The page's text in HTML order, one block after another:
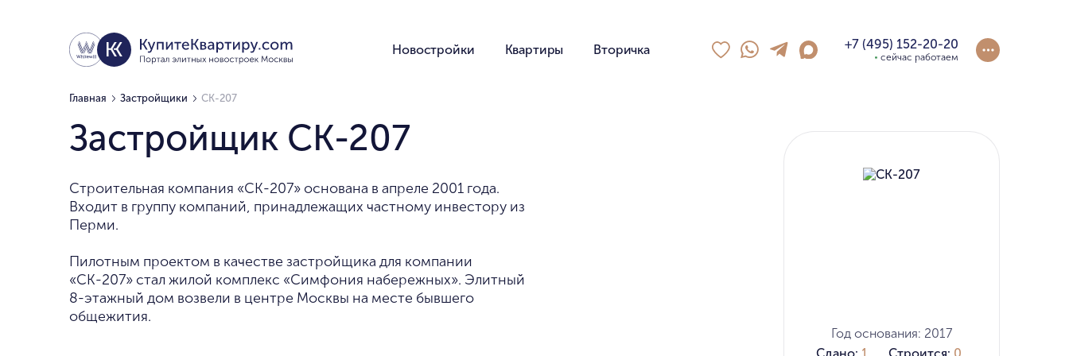
Новостройки Квартиры Вторичка +7 (495) 152-20-20
сейчас работаем
Главная Застройщики СК-207
Застройщик СК-207
Строительная компания «СК-207» основана в апреле 2001 года.
Входит в группу компаний, принадлежащих частному инвестору из
Перми.
Пилотным проектом в качестве застройщика для компании
«СК-207» стал жилой комплекс «Симфония набережных». Элитный
8-этажный дом возвели в центре Москвы на месте бывшего
общежития.
Год основания: 2017